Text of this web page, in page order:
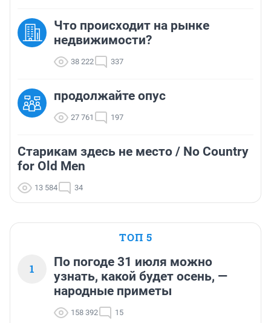
Что происходит на рынке
недвижимости?
38 222 337
продолжайте опус
27 761 197
Старикам здесь не место / No Country
for Old Men
13 584 34
ТОП 5
1
По погоде 31 июля можно
узнать, какой будет осень, —
народные приметы
158 392 15